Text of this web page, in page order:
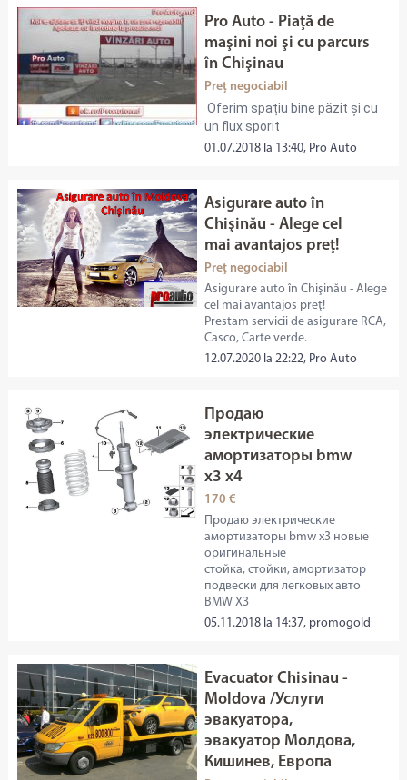
Pro Auto - Piaţă de
maşini noi şi cu parcurs
în Chişinau
Preț negociabil
Oferim spațiu bine păzit și cu
un flux sporit
01.07.2018 la 13:40, Pro Auto
Asigurare auto în
Chişinău - Alege cel
mai avantajos preţ!
Preț negociabil
Asigurare auto în Chişinău - Alege
cel mai avantajos preţ!
Prestam servicii de asigurare RCA,
Casco, Carte verde.
12.07.2020 la 22:22, Pro Auto
Продаю
электрические
амортизаторы bmw
x3 x4
170 €
Продаю электрические
амортизаторы bmw x3 новые
оригинальные
стойка, стойки, амортизатор
подвески для легковых авто
BMW X3
05.11.2018 la 14:37, promogold
Evacuator Chisinau -
Moldova /Услуги
эвакуатора,
эвакуатор Молдова,
Кишинев, Европа